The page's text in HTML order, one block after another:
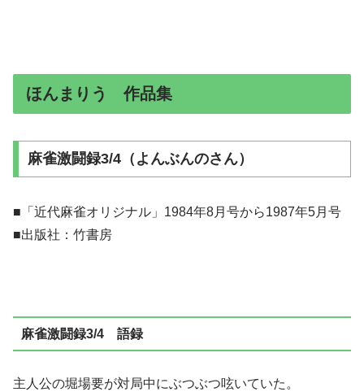
ほんまりう 作品集
麻雀激闘録3/4（よんぶんのさん）
■「近代麻雀オリジナル」1984年8月号から1987年5月号
■出版社：竹書房
麻雀激闘録3/4 語録
主人公の堀場要が対局中にぶつぶつ呟いていた。